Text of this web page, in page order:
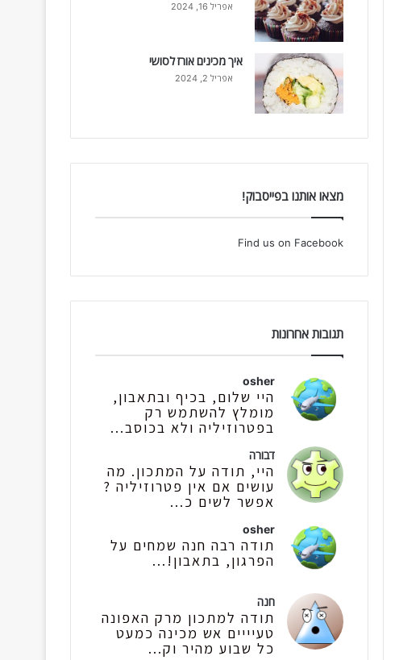
אפריל 16, 2024
איך מכינים אורז לסושי
אפריל 2, 2024
מצאו אותנו בפייסבוק!
Find us on Facebook
תגובות אחרונות
osher
היי שלום, בכיף ובתאבון,
מומלץ להשתמש רק
בפטרוזיליה ולא בכוסב...
דבורה
היי, תודה על המתכון. מה
עושים אם אין פטרוזיליה ?
אפשר לשים כ...
osher
תודה רבה חנה שמחים על
הפרגון, בתאבון!...
חנה
תודה למתכון מרק האפונה
טעיייים אש מכינה כמעט
כל שבוע מהיר וק...